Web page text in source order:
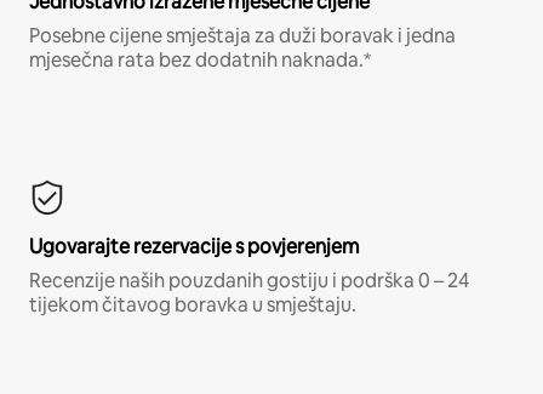
Posebne cijene smještaja za duži boravak i jedna
mjesečna rata bez dodatnih naknada.*
Ugovarajte rezervacije s povjerenjem
Recenzije naših pouzdanih gostiju i podrška 0 – 24
tijekom čitavog boravka u smještaju.